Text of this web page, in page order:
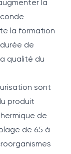
la
la formation
de
qualité du
sont
produit
de
de 65 à